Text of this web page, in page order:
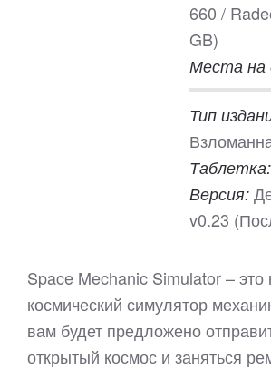
660 /
GB)
Места на
Тип
Таблетка:
Версия:
v0.23
Space Mechanic Simulator – это
космический симулятор
вам будет предложено
открытый космос и заняться